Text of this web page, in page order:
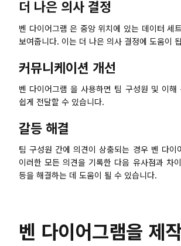
더 나은 의사 결정
벤 다이어그램 은 중앙 위치에 있는 데이터 세
보여줍니다. 이는 더 나은 의사 결정에 도움이
커뮤니케이션 개선
벤 다이어그램 을 사용하면 팀 구성원 및 이해
쉽게 전달할 수 있습니다.
갈등 해결
팀 구성원 간에 의견이 상충되는 경우 벤 다이
이러한 모든 의견을 기록한 다음 유사점과 차
등을 해결하는 데 도움이 될 수 있습니다.
벤 다이어그램을 제